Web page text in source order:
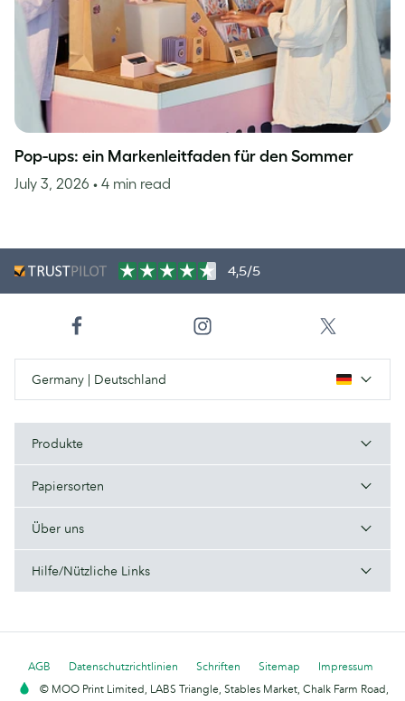
Pop-ups: ein Markenleitfaden für den Sommer
July 3, 2026 • 4 min read
4,5/5
Germany | Deutschland
Produkte
Papiersorten
Über uns
Hilfe/Nützliche Links
AGB Datenschutzrichtlinien Schriften Sitemap
Impressum
© MOO Print Limited, LABS Triangle, Stables Market, Chalk Farm Road,